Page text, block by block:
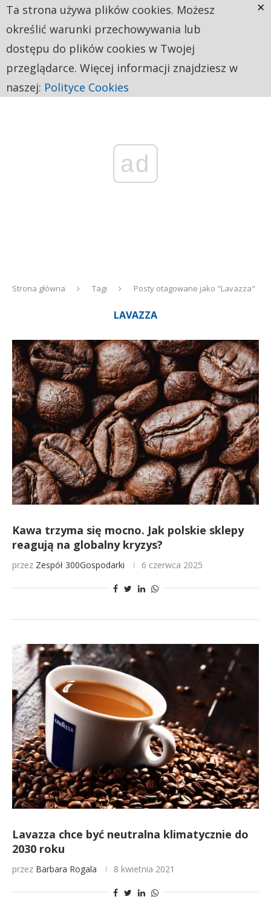
ad
Strona główna Tagi Posty otagowane jako "Lavazza"
LAVAZZA
Kawa trzyma się mocno. Jak polskie sklepy
reagują na globalny kryzys?
przez Zespół 300Gospodarki 6 czerwca 2025
Lavazza chce być neutralna klimatycznie do
2030 roku
przez Barbara Rogala 8 kwietnia 2021
Ta strona używa plików cookies. Możesz
określić warunki przechowywania lub
dostępu do plików cookies w Twojej
przeglądarce. Więcej informacji znajdziesz w
naszej: Polityce Cookies
×